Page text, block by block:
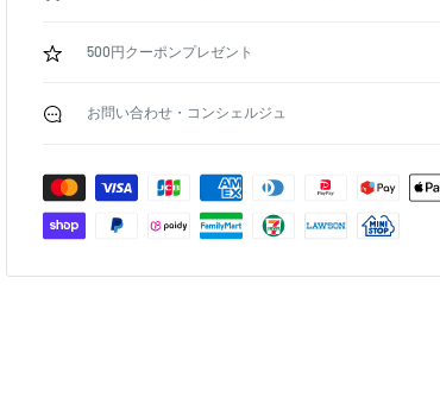
500円クーポンプレゼント
お問い合わせ・コンシェルジュ